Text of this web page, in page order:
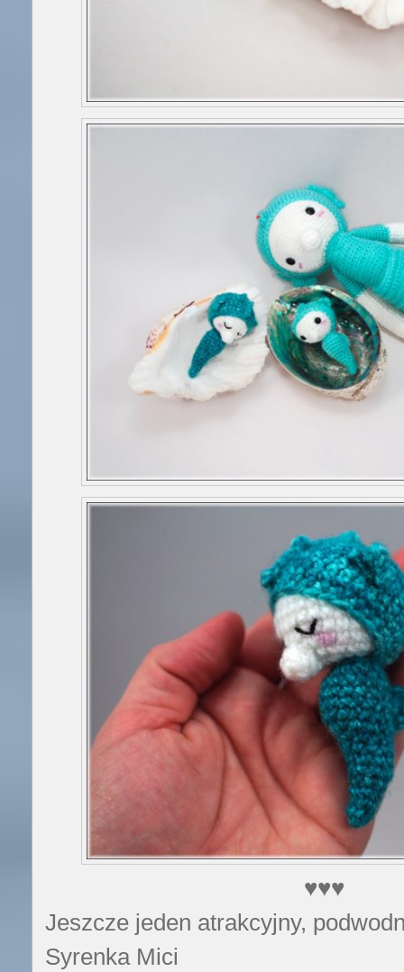
♥♥♥
Jeszcze jeden atrakcyjny,
Syrenka Mici